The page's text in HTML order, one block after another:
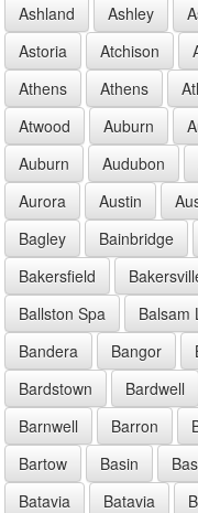
Ashland
Ashley
Astoria
Atchison
Athens
Athens
Atwood
Auburn
Auburn
Audubon
Aurora
Austin
Bagley
Bainbridge
Bakersfield
Ballston Spa
Balsam
Bandera
Bangor
Bardstown
Bardwell
Barnwell
Barron
Bartow
Basin
Batavia
Batavia